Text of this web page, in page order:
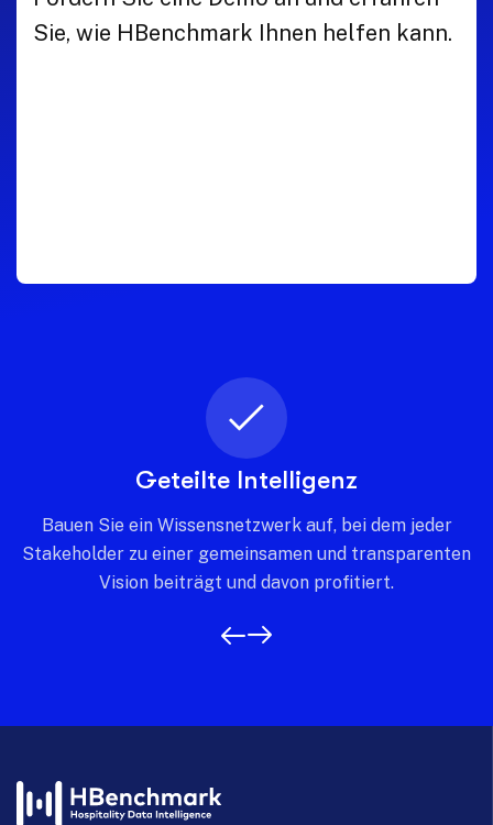
Sie, wie HBenchmark Ihnen helfen kann.
Geteilte Intelligenz
Bauen Sie ein Wissensnetzwerk auf, bei dem jeder
Stakeholder zu einer gemeinsamen und transparenten
Vision beiträgt und davon profitiert.